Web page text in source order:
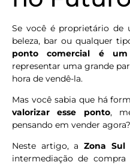
Se você é proprietário de
beleza, bar ou qualquer
ponto comercial é
representar uma grande
hora de vendê-la.
Mas você sabia que há
valorizar esse ponto,
pensando em vender agora?
Neste artigo, a Zona Sul
intermediação de